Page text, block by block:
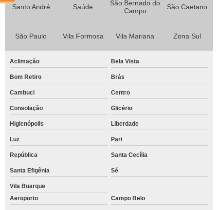
Santo André Saúde
São Bernado do
Campo
São Caetano
São Paulo Vila Formosa Vila Mariana Zona Sul
Aclimação Bela Vista
Bom Retiro Brás
Cambuci Centro
Consolação Glicério
Higienópolis Liberdade
Luz Pari
República Santa Cecília
Santa Efigênia Sé
Vila Buarque
Aeroporto
Campo Belo